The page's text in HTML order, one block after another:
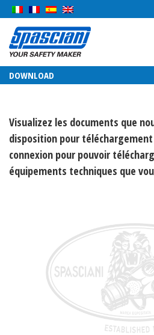
DOWNLOAD
Visualizez les documents que
disposition pour
connexion pour pouvoir
équipements techniques que